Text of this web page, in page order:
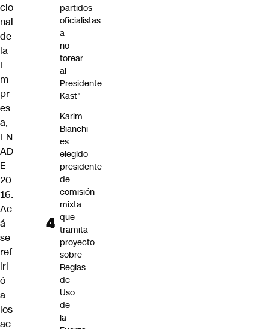
cio
nal
de
la
E
m
pr
es
a,
EN
AD
E
20
16.
Ac
á
se
ref
iri
ó
a
los
ac
partidos
oficialistas
a
no
torear
al
Presidente
Kast"
Karim
Bianchi
es
elegido
presidente
de
comisión
mixta
que
tramita
proyecto
sobre
Reglas
de
Uso
de
la